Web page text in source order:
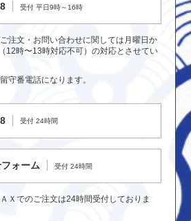
受付 平日9時～16時
注文・お問い合わせに関しては月曜日か
12時〜13時対応不可）の対応とさせてい
守番電話になります。
受付 24時間
ォーム 受付 24時間
Ｘでのご注文は24時間受付しておりま